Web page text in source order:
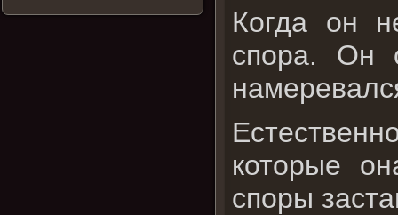
Когда он
спора. Он
которые
споры